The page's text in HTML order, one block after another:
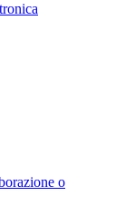
o